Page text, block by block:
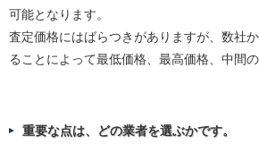
可能となります。
査定価格にはばらつきがありますが、数社
ることによって最低価格、最高価格、中間
重要な点は、どの業者を選ぶかです。